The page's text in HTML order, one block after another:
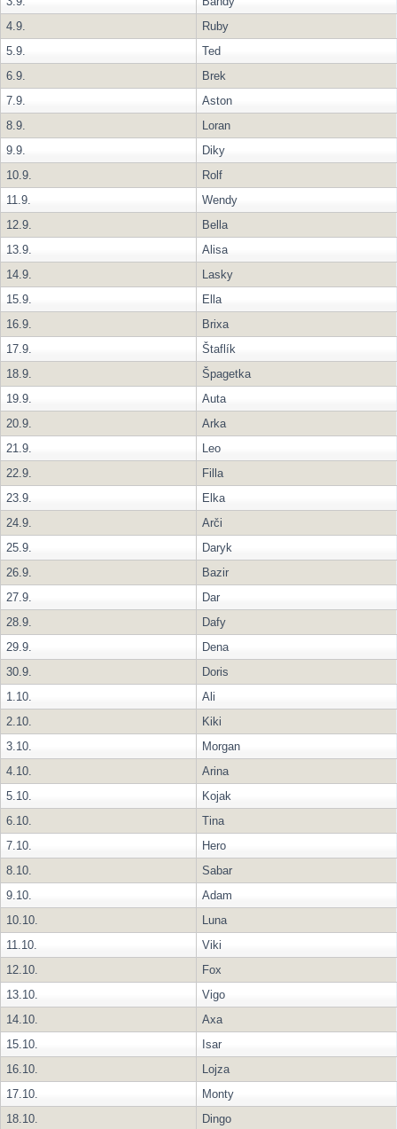
4.9.
Ruby
5.9.
Ted
6.9.
Brek
7.9.
Aston
8.9.
Loran
9.9.
Diky
10.9.
Rolf
11.9.
Wendy
12.9.
Bella
13.9.
Alisa
14.9.
Lasky
15.9.
Ella
16.9.
Brixa
17.9.
Štaflík
18.9.
Špagetka
19.9.
Auta
20.9.
Arka
21.9.
Leo
22.9.
Filla
23.9.
Elka
24.9.
Arči
25.9.
Daryk
26.9.
Bazir
27.9.
Dar
28.9.
Dafy
29.9.
Dena
30.9.
Doris
1.10.
Ali
2.10.
Kiki
3.10.
Morgan
4.10.
Arina
5.10.
Kojak
6.10.
Tina
7.10.
Hero
8.10.
Sabar
9.10.
Adam
10.10.
Luna
11.10.
Viki
12.10.
Fox
13.10.
Vigo
14.10.
Axa
15.10.
Isar
16.10.
Lojza
17.10.
Monty
18.10.
Dingo